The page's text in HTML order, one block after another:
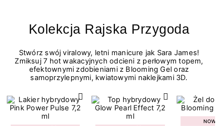
Kolekcja Rajska Przygoda
Stwórz swój viralowy, letni manicure jak Sara James!
Zmiksuj 7 hot wakacyjnych odcieni z perłowym topem,
efektownymi zdobieniami z Blooming Gel oraz
samoprzylepnymi, kwiatowymi naklejkami 3D.